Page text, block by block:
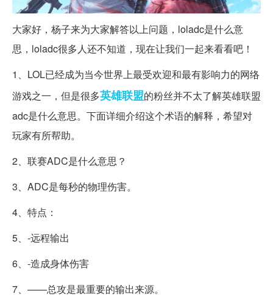
大家好，杨子来为大家解答以上问题，loladc是什么意
思，loladc很多人还不知道，现在让我们一起来看看吧！
1、LOL已经成为当今世界上最受欢迎和最有影响力的网络
游戏之一，但是很多英雄联盟的粉丝并不太了解英雄联盟
adc是什么意思。下面详细介绍这个术语的解释，希望对
玩家有所帮助。
2、联赛ADC是什么意思？
3、ADC是每秒的物理伤害。
4、特点：
5、-远程输出
6、-造成身体伤害
7、——总攻是最重要的输出来源。